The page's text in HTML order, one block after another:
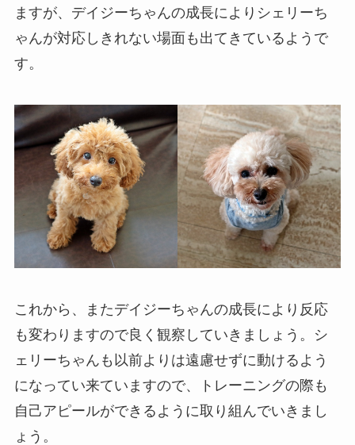
ますが、デイジーちゃんの成長によりシェリーち
ゃんが対応しきれない場面も出てきているようで
す。
これから、またデイジーちゃんの成長により反応
も変わりますので良く観察していきましょう。シ
ェリーちゃんも以前よりは遠慮せずに動けるよう
になってい来ていますので、トレーニングの際も
自己アピールができるように取り組んでいきまし
ょう。